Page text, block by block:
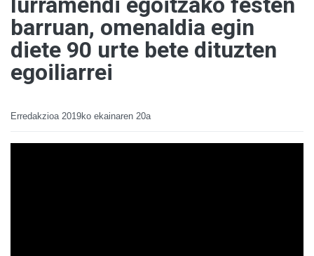
barruan, omenaldia egin
diete 90 urte bete dituzten
egoiliarrei
Erredakzioa 2019ko ekainaren 20a